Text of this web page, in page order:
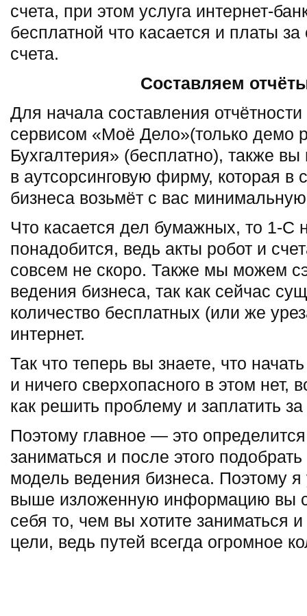
счета, при этом услуга интернет-
бесплатной что касается и платы
счета.
Составляем
Для начала составления
сервисом «Моё Дело»(только демо
Бухгалтерия» (бесплатно), также
в аутсорсинговую фирму, которая в
бизнеса возьмёт с вас
Что касается дел бумажных, то 1-С
понадобится, ведь акты робот и
совсем не скоро. Также мы можем
ведения бизнеса, так как сейчас
количество бесплатных (или же
интернет.
Так что теперь вы знаете, что
и ничего сверхопасного в этом нет,
как решить проблему и заплатить
Поэтому главное — это
заниматься и после этого
модель ведения бизнеса. Поэтому я
выше изложенную информацию вы
себя то, чем вы хотите заниматься
цели, ведь путей всегда огромное